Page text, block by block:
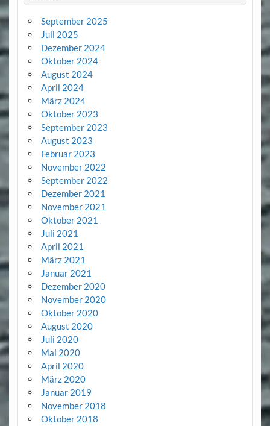
September 2025
Juli 2025
Dezember 2024
Oktober 2024
August 2024
April 2024
März 2024
Oktober 2023
September 2023
August 2023
Februar 2023
November 2022
September 2022
Dezember 2021
November 2021
Oktober 2021
Juli 2021
April 2021
März 2021
Januar 2021
Dezember 2020
November 2020
Oktober 2020
August 2020
Juli 2020
Mai 2020
April 2020
März 2020
Januar 2019
November 2018
Oktober 2018